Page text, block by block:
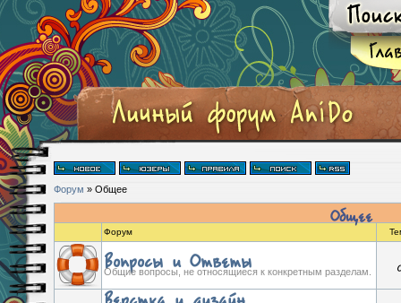
Форум » Общее
Общее
Форум
Вопросы и Ответы
Общие вопросы, не относящиеся к конкретным разделам.
Верстка и дизайн